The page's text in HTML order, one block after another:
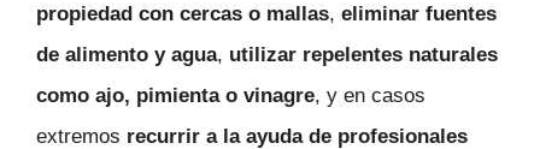
propiedad con cercas o mallas, eliminar fuentes
de alimento y agua, utilizar repelentes naturales
como ajo, pimienta o vinagre, y en casos
extremos recurrir a la ayuda de profesionales